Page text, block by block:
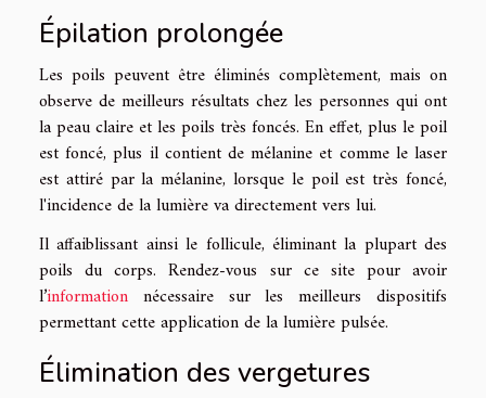
Épilation prolongée
Les poils peuvent être éliminés complètement, mais on
observe de meilleurs résultats chez les personnes qui ont
la peau claire et les poils très foncés. En effet, plus le poil
est foncé, plus il contient de mélanine et comme le laser
est attiré par la mélanine, lorsque le poil est très foncé,
l'incidence de la lumière va directement vers lui.
Il affaiblissant ainsi le follicule, éliminant la plupart des
poils du corps. Rendez-vous sur ce site pour avoir
l’information nécessaire sur les meilleurs dispositifs
permettant cette application de la lumière pulsée.
Élimination des vergetures